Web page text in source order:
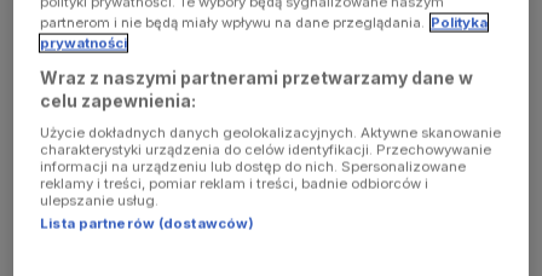
browser
console for
more
information)
partnerom i nie będą miały wpływu na dane przeglądania. Polityka
prywatności
Wraz z naszymi partnerami przetwarzamy dane w
celu zapewnienia:
Użycie dokładnych danych geolokalizacyjnych. Aktywne skanowanie
charakterystyki urządzenia do celów identyfikacji. Przechowywanie
informacji na urządzeniu lub dostęp do nich. Spersonalizowane
reklamy i treści, pomiar reklam i treści, badnie odbiorców i
ulepszanie usług.
Lista partnerów (dostawców)